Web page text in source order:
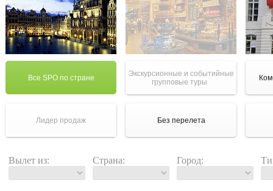
Все SPO по стране
Экскурсионные и событийные
групповые туры
Лидер продаж Без перелета
Вылет из: Страна: Город: